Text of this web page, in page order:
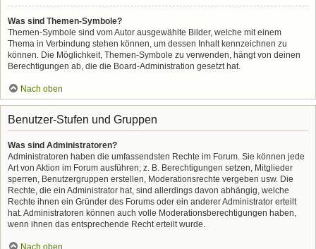
Was sind Themen-Symbole?
Themen-Symbole sind vom Autor ausgewählte Bilder, welche mit einem
Thema in Verbindung stehen können, um dessen Inhalt kennzeichnen zu
können. Die Möglichkeit, Themen-Symbole zu verwenden, hängt von deinen
Berechtigungen ab, die die Board-Administration gesetzt hat.
Nach oben
Benutzer-Stufen und Gruppen
Was sind Administratoren?
Administratoren haben die umfassendsten Rechte im Forum. Sie können jede
Art von Aktion im Forum ausführen; z. B. Berechtigungen setzen, Mitglieder
sperren, Benutzergruppen erstellen, Moderationsrechte vergeben usw. Die
Rechte, die ein Administrator hat, sind allerdings davon abhängig, welche
Rechte ihnen ein Gründer des Forums oder ein anderer Administrator erteilt
hat. Administratoren können auch volle Moderationsberechtigungen haben,
wenn ihnen das entsprechende Recht erteilt wurde.
Nach oben